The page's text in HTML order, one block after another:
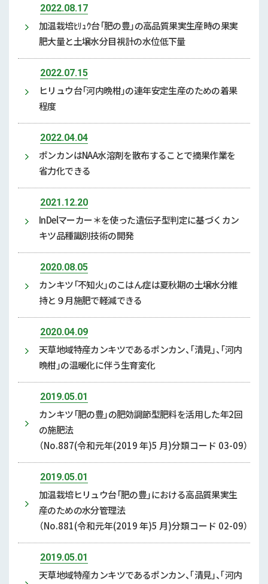
2022.08.17
加温栽培ﾋﾘｭｳ台「肥の豊」の高品質果実生産時の果実
肥大量と土壌水分目視計の水位低下量
2022.07.15
ヒリュウ台「河内晩柑」の連年安定生産のための着果
程度
2022.04.04
ポンカンはNAA水溶剤を散布することで摘果作業を
省力化できる
2021.12.20
InDelマーカー＊を使った遺伝子型判定に基づくカン
キツ品種識別技術の開発
2020.08.05
カンキツ「不知火」のこはん症は夏秋期の土壌水分維
持と９月施肥で軽減できる
2020.04.09
天草地域特産カンキツであるポンカン、「清見」、「河内
晩柑」の温暖化に伴う生育変化
2019.05.01
カンキツ「肥の豊」の肥効調節型肥料を活用した年2回
の施肥法
（No.887(令和元年(2019 年)5 月)分類コード 03-09）
2019.05.01
加温栽培ヒリュウ台「肥の豊」における高品質果実生
産のための水分管理法
（No.881(令和元年(2019 年)5 月)分類コード 02-09）
2019.05.01
天草地域特産カンキツであるポンカン、｢清見｣、｢河内